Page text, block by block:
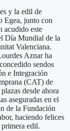
y la edil de
Egea, junto con
acudido este
Día Mundial de la
Valenciana.
Aznar ha
sendos
e Integración
(CAT) de
desde ahora
aseguradas en el
de la Fundación
haciendo felices
edil.